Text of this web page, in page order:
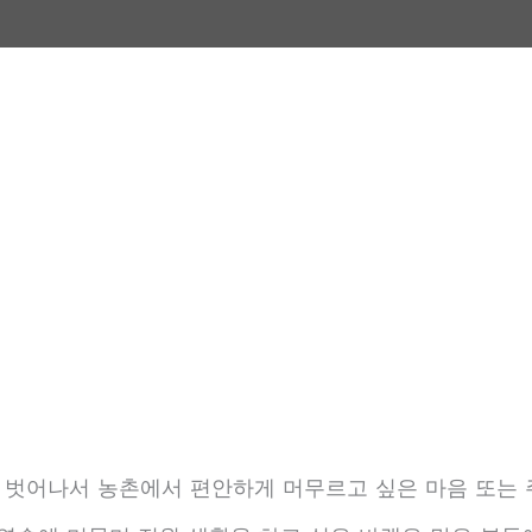
어나서 농촌에서 편안하게 머무르고 싶은 마음 또는